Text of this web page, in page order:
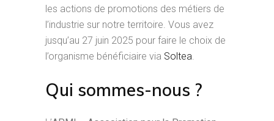
les actions de promotions des métiers de
l’industrie sur notre territoire. Vous avez
jusqu’au 27 juin 2025 pour faire le choix de
l’organisme bénéficiaire via Soltea.
Qui sommes-nous ?